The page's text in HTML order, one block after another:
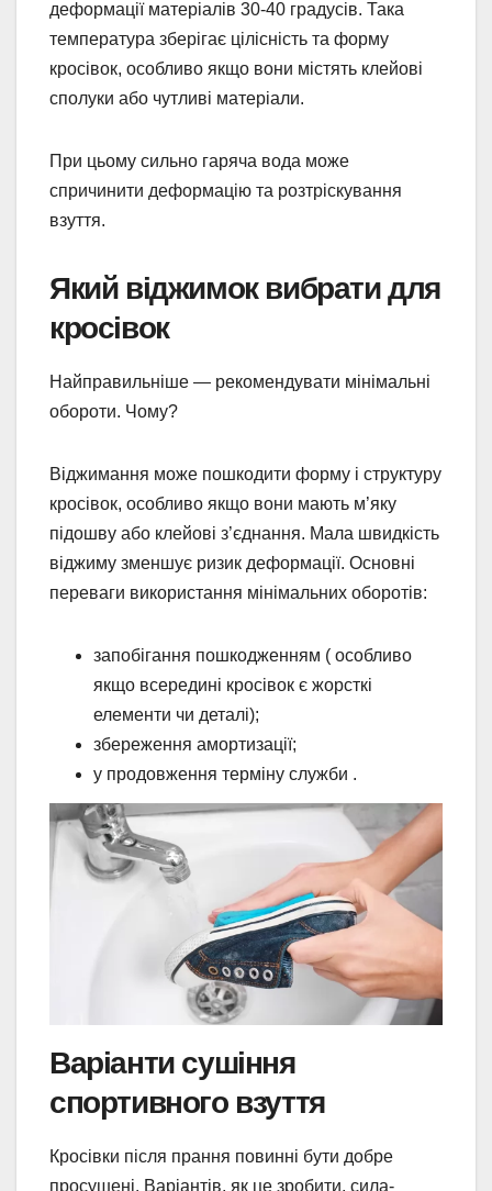
деформації матеріалів 30-40 градусів. Така
температура зберігає цілісність та форму
кросівок, особливо якщо вони містять клейові
сполуки або чутливі матеріали.
При цьому сильно гаряча вода може
спричинити деформацію та розтріскування
взуття.
Який віджимок вибрати для
кросівок
Найправильніше — рекомендувати мінімальні
обороти. Чому?
Віджимання може пошкодити форму і структуру
кросівок, особливо якщо вони мають м’яку
підошву або клейові з’єднання. Мала швидкість
віджиму зменшує ризик деформації. Основні
переваги використання мінімальних оборотів:
запобігання пошкодженням ( особливо
якщо всередині кросівок є жорсткі
елементи чи деталі);
збереження амортизації;
у продовження терміну служби .
Варіанти сушіння
спортивного взуття
Кросівки після прання повинні бути добре
просушені. Варіантів, як це зробити, сила-